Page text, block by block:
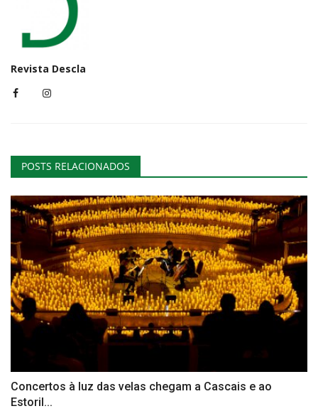
Revista Descla
POSTS RELACIONADOS
Concertos à luz das velas chegam a Cascais e ao
Estoril...